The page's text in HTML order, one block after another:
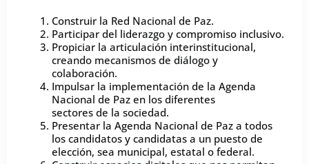
Construir la Red Nacional de Paz.
Participar del liderazgo y compromiso inclusivo.
Propiciar la articulación interinstitucional,
creando mecanismos de diálogo y
colaboración.
Impulsar la implementación de la Agenda
Nacional de Paz en los diferentes
sectores de la sociedad.
Presentar la Agenda Nacional de Paz a todos
los candidatos y candidatas a un puesto de
elección, sea municipal, estatal o federal.